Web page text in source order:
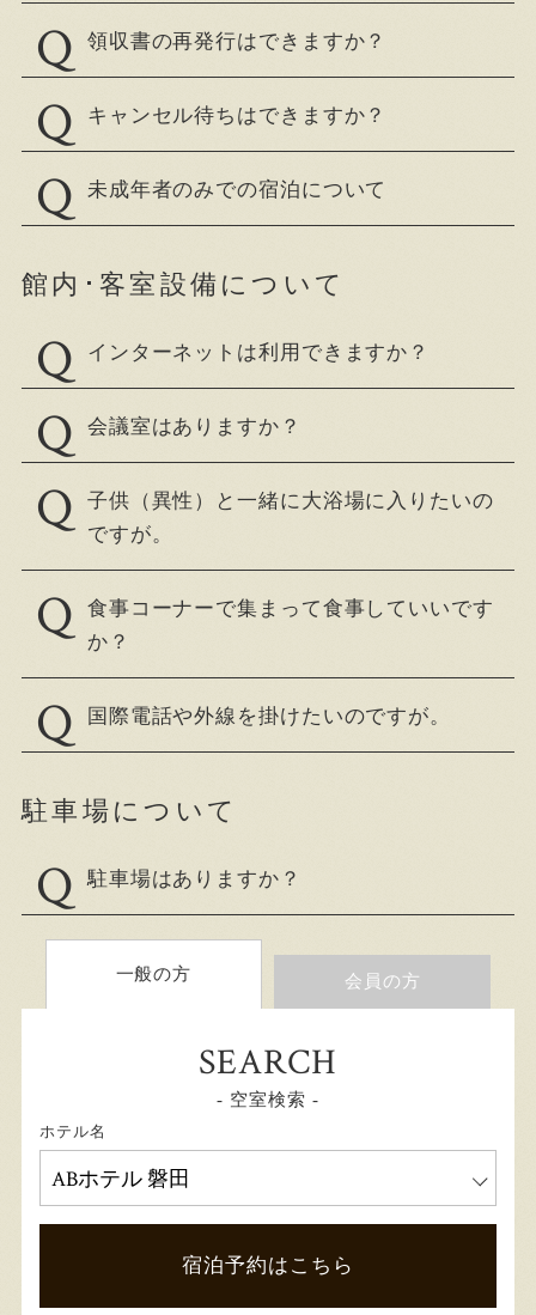
領収書の再発行はできますか？
キャンセル待ちはできますか？
未成年者のみでの宿泊について
館内･客室設備について
インターネットは利用できますか？
会議室はありますか？
子供（異性）と一緒に大浴場に入りたいの
ですが。
食事コーナーで集まって食事していいです
か？
国際電話や外線を掛けたいのですが。
駐車場について
駐車場はありますか？
一般の方 会員の方
SEARCH
- 空室検索 -
ホテル名
宿泊予約はこちら